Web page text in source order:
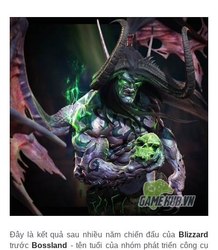
Đây là kết quả sau nhiều năm chiến đấu của
Blizzard
trước Bossland - tên tuổi của nhóm phát triển công cụ